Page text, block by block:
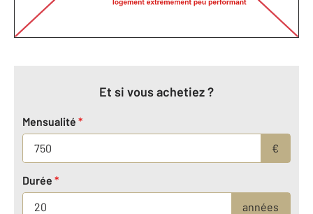
Et si vous achetiez ?
Mensualité *
€
Durée *
années